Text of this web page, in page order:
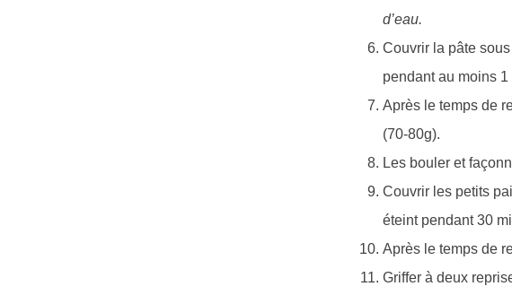
d’eau.
Couvrir la pâte
pendant au moins 1
Après le temps de
(70-80g).
Les bouler et
Couvrir les petits
éteint pendant 30
Après le temps de
Griffer à deux